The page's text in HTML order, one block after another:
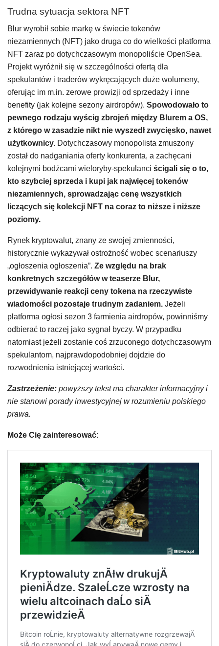
Trudna sytuacja sektora NFT
Blur wyrobił sobie markę w świecie tokenów
niezamiennych (NFT) jako druga co do wielkości platforma
NFT zaraz po dotychczasowym monopoliście OpenSea.
Projekt wyróżnił się w szczególności ofertą dla
spekulantów i traderów wykręcających duże wolumeny,
oferując im m.in. zerowe prowizji od sprzedaży i inne
benefity (jak kolejne sezony airdropów). Spowodowało to
pewnego rodzaju wyścig zbrojeń między Blurem a OS,
z którego w zasadzie nikt nie wyszedł zwycięsko, nawet
użytkownicy. Dotychczasowy monopolista zmuszony
został do nadganiania oferty konkurenta, a zachęcani
kolejnymi bodźcami wieloryby-spekulanci ścigali się o to,
kto szybciej sprzeda i kupi jak najwięcej tokenów
niezamiennych, sprowadzając cenę wszystkich
liczących się kolekcji NFT na coraz to niższe i niższe
poziomy.
Rynek kryptowalut, znany ze swojej zmienności,
historycznie wykazywał ostrożność wobec scenariuszy
„ogłoszenia ogłoszenia”. Ze względu na brak
konkretnych szczegółów w teaserze Blur,
przewidywanie reakcji ceny tokena na rzeczywiste
wiadomości pozostaje trudnym zadaniem. Jeżeli
platforma ogłosi sezon 3 farmienia airdropów, powinniśmy
odbierać to raczej jako sygnał byczy. W przypadku
natomiast jeżeli zostanie coś zrzuconego dotychczasowym
spekulantom, najprawdopodobniej dojdzie do
rozwodnienia istniejącej wartości.
Zastrzeżenie: powyższy tekst ma charakter informacyjny i
nie stanowi porady inwestycyjnej w rozumieniu polskiego
prawa.
Może Cię zainteresować: